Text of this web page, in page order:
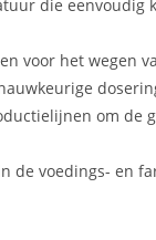
die eenvoudig
voor het wegen
om de
de voedings- en